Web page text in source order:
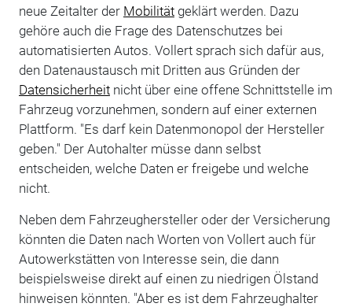
neue Zeitalter der Mobilitätgeklärt werden. Dazu
gehöre auch die Frage des Datenschutzes bei
automatisierten Autos. Vollert sprach sich dafür aus,
den Datenaustausch mit Dritten aus Gründen der
Datensicherheitnicht über eine offene Schnittstelle im
Fahrzeug vorzunehmen, sondern auf einer externen
Plattform. "Es darf kein Datenmonopol der Hersteller
geben." Der Autohalter müsse dann selbst
entscheiden, welche Daten er freigebe und welche
nicht.
Neben dem Fahrzeughersteller oder der Versicherung
könnten die Daten nach Worten von Vollert auch für
Autowerkstätten von Interesse sein, die dann
beispielsweise direkt auf einen zu niedrigen Ölstand
hinweisen könnten. "Aber es ist dem Fahrzeughalter